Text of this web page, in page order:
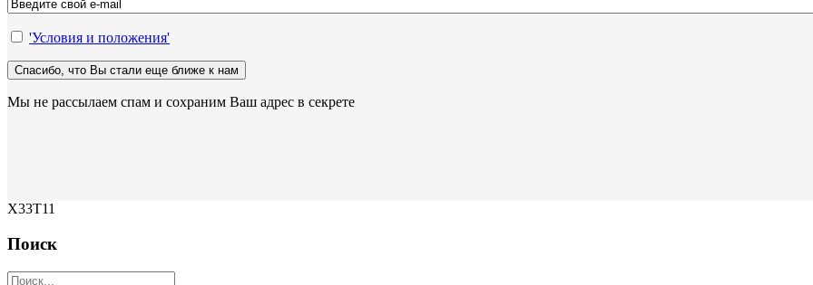
'Условия и положения'
Мы не рассылаем спам и сохраним Ваш адрес в секрете
X33T11
Поиск